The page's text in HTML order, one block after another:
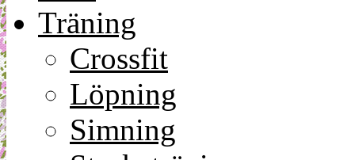
Träning
Crossfit
Löpning
Simning